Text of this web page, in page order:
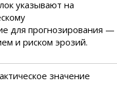
указывают на
для прогнозирования —
и риском эрозий.
значение